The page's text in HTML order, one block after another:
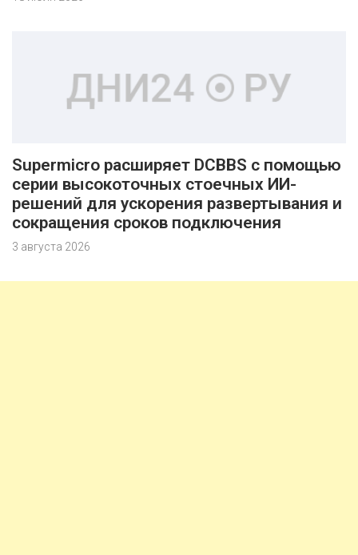
Supermicro расширяет DCBBS с помощью
серии высокоточных стоечных ИИ-
решений для ускорения развертывания и
сокращения сроков подключения
3 августа 2026